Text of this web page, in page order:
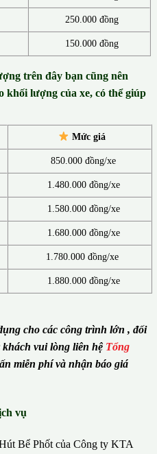
250.000 đồng
150.000 đồng
trên đây bạn cũng nên
khối lượng của xe, có thể giúp
Mức giá
850.000 đồng/xe
1.480.000 đồng/xe
1.580.000 đồng/xe
1.680.000 đồng/xe
1.780.000 đồng/xe
1.880.000 đồng/xe
cho các công trình lớn , đối
vui lòng liên hệ Tổng
miễn phí và nhận báo giá
vụ
Bể Phốt của Công ty KTA